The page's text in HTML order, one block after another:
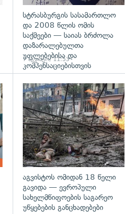
სტრასბურგის სასამართლო
და 2008 წლის ომის
საქმეები — საიას ბრძოლა
დაზარალებულთა
უფლებებისა და
კომპენსაციებისთვის
7 აგვისტო, 11:53
აგვისტოს ომიდან 18 წელი
გავიდა — ევროპული
სახელმწიფოების საგარეო
უწყებების განცხადებები